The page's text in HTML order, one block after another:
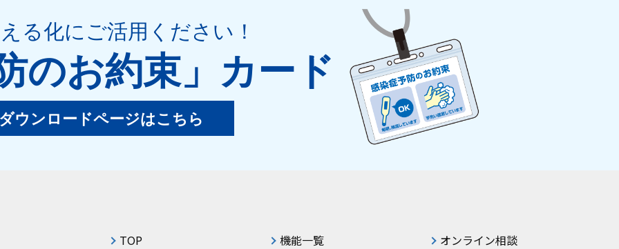
る化にご活用ください ！
のお約束」 カード
ウンロードページはこちら
TOP
機能一覧
オンライン相談